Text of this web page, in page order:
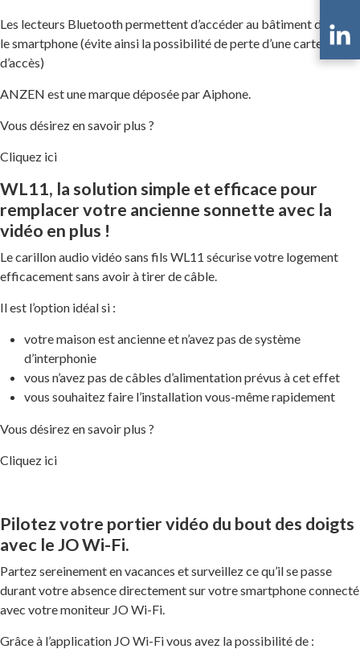
Les lecteurs Bluetooth permettent d’accéder au bâtiment depuis
le smartphone (évite ainsi la possibilité de perte d’une carte
d’accès)
ANZEN est une marque déposée par Aiphone.
Vous désirez en savoir plus ?
Cliquez ici
WL11, la solution simple et efficace pour
remplacer votre ancienne sonnette avec la
vidéo en plus !
Le carillon audio vidéo sans fils WL11 sécurise votre logement
efficacement sans avoir à tirer de câble.
Il est l’option idéal si :
votre maison est ancienne et n’avez pas de système
d’interphonie
vous n’avez pas de câbles d’alimentation prévus à cet effet
vous souhaitez faire l’installation vous-même rapidement
Vous désirez en savoir plus ?
Cliquez ici
Pilotez votre portier vidéo du bout des doigts
avec le JO Wi-Fi.
Partez sereinement en vacances et surveillez ce qu’il se passe
durant votre absence directement sur votre smartphone connecté
avec votre moniteur JO Wi-Fi.
Grâce à l’application JO Wi-Fi vous avez la possibilité de :